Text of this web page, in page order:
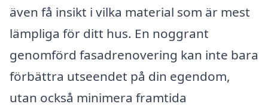
även få insikt i vilka material som är mest
lämpliga för ditt hus. En noggrant
genomförd fasadrenovering kan inte bara
förbättra utseendet på din egendom,
utan också minimera framtida